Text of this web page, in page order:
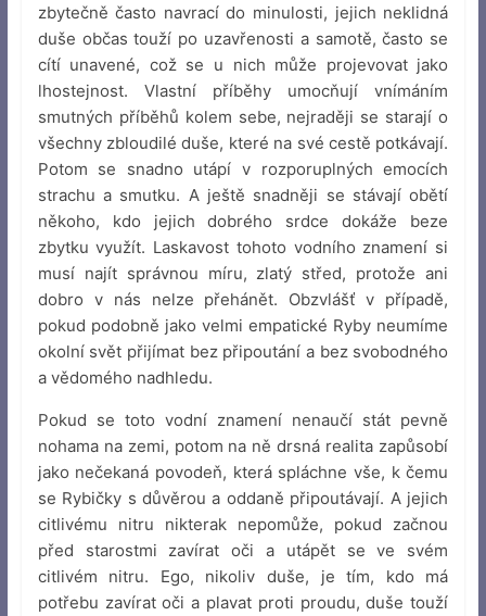
zbytečně často navrací do minulosti, jejich neklidná
duše občas touží po uzavřenosti a samotě, často se
cítí unavené, což se u nich může projevovat jako
lhostejnost. Vlastní příběhy umocňují vnímáním
smutných příběhů kolem sebe, nejraději se starají o
všechny zbloudilé duše, které na své cestě potkávají.
Potom se snadno utápí v rozporuplných emocích
strachu a smutku. A ještě snadněji se stávají obětí
někoho, kdo jejich dobrého srdce dokáže beze
zbytku využít. Laskavost tohoto vodního znamení si
musí najít správnou míru, zlatý střed, protože ani
dobro v nás nelze přehánět. Obzvlášť v případě,
pokud podobně jako velmi empatické Ryby neumíme
okolní svět přijímat bez připoutání a bez svobodného
a vědomého nadhledu.
Pokud se toto vodní znamení nenaučí stát pevně
nohama na zemi, potom na ně drsná realita zapůsobí
jako nečekaná povodeň, která spláchne vše, k čemu
se Rybičky s důvěrou a oddaně připoutávají. A jejich
citlivému nitru nikterak nepomůže, pokud začnou
před starostmi zavírat oči a utápět se ve svém
citlivém nitru. Ego, nikoliv duše, je tím, kdo má
potřebu zavírat oči a plavat proti proudu, duše touží